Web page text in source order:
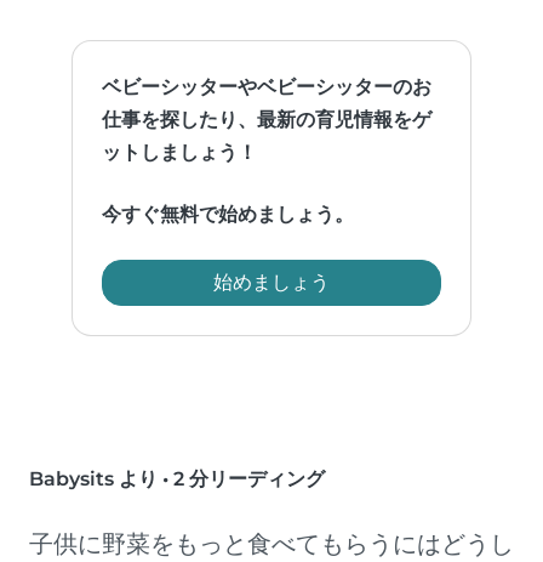
ベビーシッターやベビーシッターのお
仕事を探したり、最新の育児情報をゲ
ットしましょう！
今すぐ無料で始めましょう。
始めましょう
Babysits より • 2 分リーディング
子供に野菜をもっと食べてもらうにはどうし